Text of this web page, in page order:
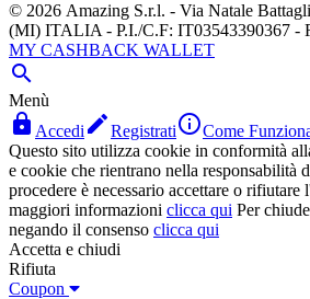
© 2026 Amazing S.r.l. - Via Natale
(MI) ITALIA - P.I./C.F: IT03543390367 -
MY CASHBACK WALLET

Menù
 Accedi RegistratiCome
Questo sito utilizza cookie in conformità
e cookie che rientrano nella responsabilità
procedere è necessario accettare o
maggiori informazioni clicca qui Per
negando il consenso clicca qui
Accetta e chiudi
Rifiuta
Coupon